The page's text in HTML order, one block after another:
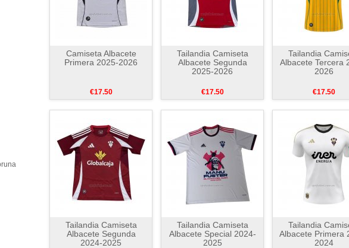
Camiseta Albacete
Primera 2025-2026
€17.50
Tailandia Camiseta
Albacete Segunda
2025-2026
€17.50
Tailandia
Albacete Tercera
2026
€17.50
Tailandia Camiseta
Albacete Segunda
2024-2025
Tailandia Camiseta
Albacete Special 2024-
2025
Tailandia
Albacete Primera
2024